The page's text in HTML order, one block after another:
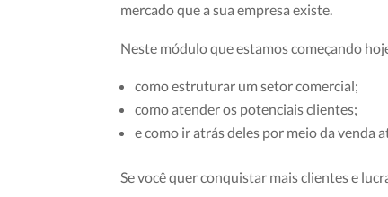
mercado que a sua empresa existe.
Neste módulo que estamos começando
como estruturar um setor comercial;
como atender os potenciais clientes;
e como ir atrás deles por meio da venda
Se você quer conquistar mais clientes e